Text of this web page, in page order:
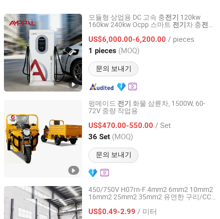
E3fa-Dp12-2m Zen-8e1dr
F3s-Tgr-Nlmc-21-10
E5cc-Qx3a5m-000 E2FM-
X2b1-M1 E6c2-Cwz5b
E32-T11r2m이(가) 무엇
인가요?
모듈형 상업용 DC 고속 충전기 120kw
160kw 240kw Ocpp 스마트 전기차 충전기
US$6,000.00-6,200.00 / pieces
1 pieces (MOQ)
문의 보내기
Zhejiang Anfu New Energy Technology Co.,Ltd.
Zhejiang, China 이후 2005
펑메이드 전기
화물 삼륜차, 1500W, 60-
72V 중량 작업용
US$470.00-550.00 / Set
36 Set (MOQ)
문의 보내기
Xuzhou Fengtou Import and Export Trade Co., Ltd
Jiangsu, China 이후 2026
450/750V H07rn-F 4mm2 6mm2 10mm2
16mm2 25mm2 35mm2 유연한 구리/CCA
US$0.49-2.99 / 미터
Henan Jinshui Cable Group Co., Ltd.